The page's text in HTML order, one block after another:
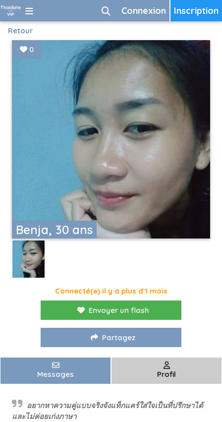
Inscription
Connexion
Retour
Benja, 30 ans
0
Connecté(e) il y a plus d'1 mois
Envoyer un flash
Partagez
Messages Profil
อยากหาความคู่แบบจริงจังแท็กแคร์ใส่ใจเป็นที่ปรึกษาได้
และไม่ค่อยเก่งภาษา